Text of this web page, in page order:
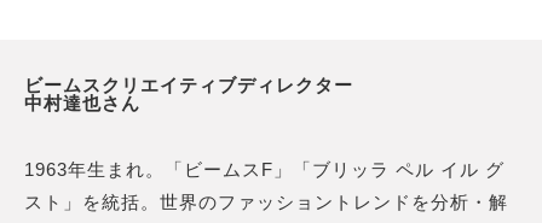
ビームスクリエイティブディレクター
中村達也さん
1963年生まれ。「ビームスF」「ブリッラ ペル イル グ
スト」を統括。世界のファッショントレンドを分析・解